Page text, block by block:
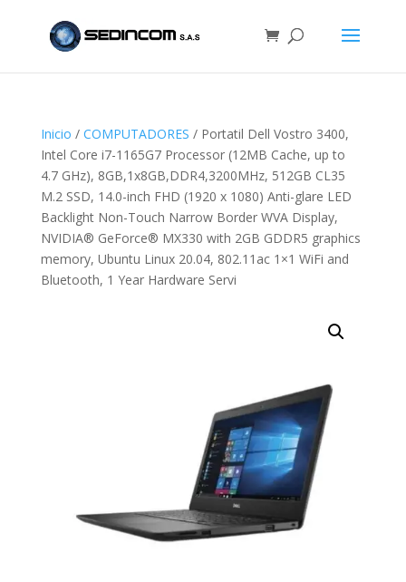
Inicio / COMPUTADORES / Portatil Dell Vostro 3400,
Intel Core i7-1165G7 Processor (12MB Cache, up to
4.7 GHz), 8GB,1x8GB,DDR4,3200MHz, 512GB CL35
M.2 SSD, 14.0-inch FHD (1920 x 1080) Anti-glare LED
Backlight Non-Touch Narrow Border WVA Display,
NVIDIA® GeForce® MX330 with 2GB GDDR5 graphics
memory, Ubuntu Linux 20.04, 802.11ac 1×1 WiFi and
Bluetooth, 1 Year Hardware Servi